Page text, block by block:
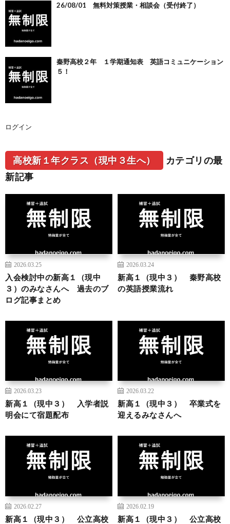
26/08/01 無料対策授業・相談会（受付終了）
秦野高校２年 １学期通知表 英語コミュニケーション
５！
ログイン
高校新１年クラス（現中３生へ）
カテゴリの最
新記事
2026.03.25
入会検討中の新高１（現中
３）のみなさんへ 過去のブ
ログ記事まとめ
2026.03.24
新高１（現中３） 秦野高校
の英語授業流れ
2026.03.23
新高１（現中３） 入学者説
明会にて宿題配布
2026.03.22
新高１（現中３） 卒業式を
迎えるみなさんへ
2026.02.27
新高１（現中３） 公立高校
2026.02.19
新高１（現中３） 公立高校